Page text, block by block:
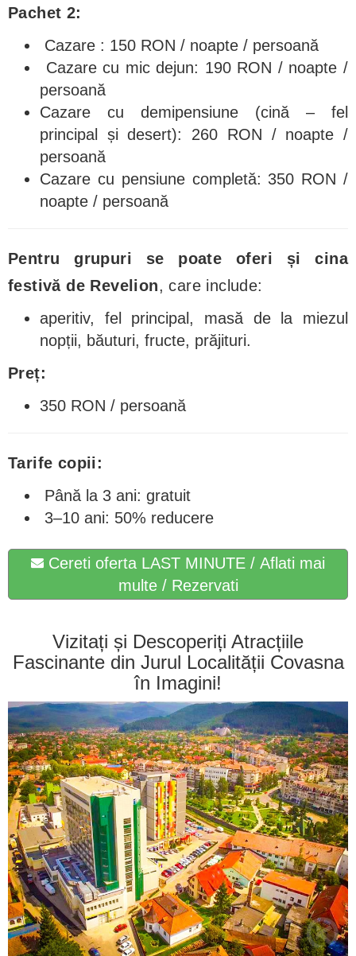
Pachet 2:
Cazare : 150 RON / noapte / persoană
Cazare cu mic dejun: 190 RON / noapte /
persoană
Cazare cu demipensiune (cină – fel
principal și desert): 260 RON / noapte /
persoană
Cazare cu pensiune completă: 350 RON /
noapte / persoană
Pentru grupuri se poate oferi și cina
festivă de Revelion, care include:
aperitiv, fel principal, masă de la miezul
nopții, băuturi, fructe, prăjituri.
Preț:
350 RON / persoană
Tarife copii:
Până la 3 ani: gratuit
3–10 ani: 50% reducere
Cereti oferta LAST MINUTE / Aflati mai
multe / Rezervati
Vizitați și Descoperiți Atracțiile
Fascinante din Jurul Localității Covasna
în Imagini!